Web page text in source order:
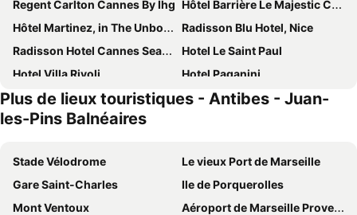
Regent Carlton Cannes By Ihg Hôtel Barrière Le Majestic Cannes
Hôtel Martinez, in The Unbound Collection by Hyatt
Radisson Blu Hotel, Nice
Radisson Hotel Cannes Seaside
Hotel Le Saint Paul
Hotel Villa Rivoli
Hotel Paganini
Pullman Cannes Mandelieu
Hôtel Bahia
Hotel Chateau De La Tour
Neho Suites Cannes Croisette
Hôtel 3* Le Royal - Vacances Bleues
Mouratoglou Hotel & Resort
Hotel Novotel Nice Arénas Aéroport
Chanteclair
Hotel des Mimosas
Plus de lieux touristiques - Antibes - Juan-
les-Pins Balnéaires
Stade Vélodrome
Le vieux Port de Marseille
Gare Saint-Charles
Ile de Porquerolles
Mont Ventoux
Aéroport de Marseille Provence